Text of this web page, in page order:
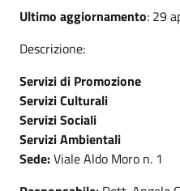
Ultimo aggiornamento: 29
Descrizione:
Servizi di Promozione
Servizi Culturali
Servizi Sociali
Servizi Ambientali
Sede:Viale Aldo Moro n. 1